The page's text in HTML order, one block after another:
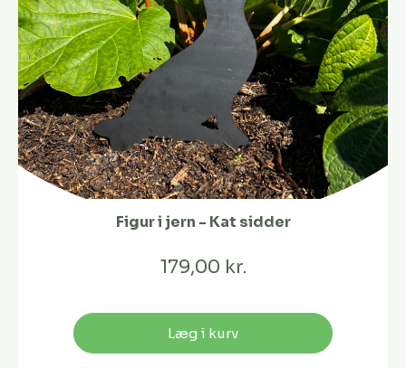
Figur i jern - Kat sidder
179,00 kr.
Læg i kurv